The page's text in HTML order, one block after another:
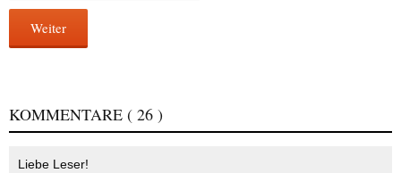
Weiter
KOMMENTARE ( 26 )
Liebe Leser!